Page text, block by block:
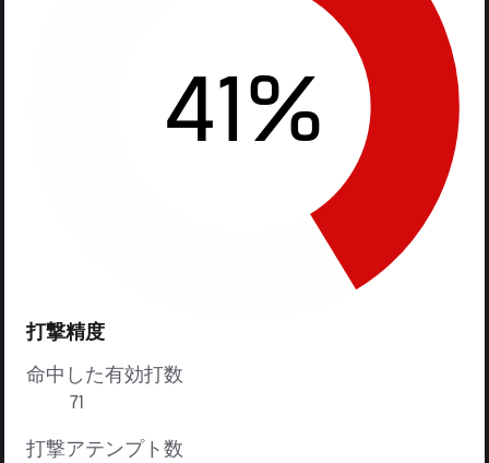
41%
打撃精度
命中した有効打数
71
打撃アテンプト数